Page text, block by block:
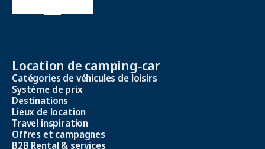
Location de camping‑car
Catégories de véhicules de loisirs
Système de prix
Destinations
Lieux de location
Travel inspiration
Offres et campagnes
B2B Rental & services